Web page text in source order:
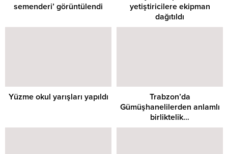
semenderi’ görüntülendi
yetiştiricilere ekipman
dağıtıldı
Yüzme okul yarışları yapıldı
Trabzon’da
Gümüşhanelilerden anlamlı
birliktelik…